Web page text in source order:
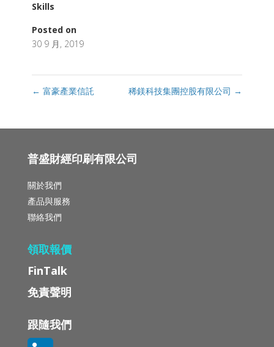
Skills
Posted on
30 9 月, 2019
← 富豪產業信託 稀鎂科技集團控股有限公司 →
普盛財經印刷有限公司
關於我們
產品與服務
聯絡我們
領取報價
FinTalk
免責聲明
跟隨我們